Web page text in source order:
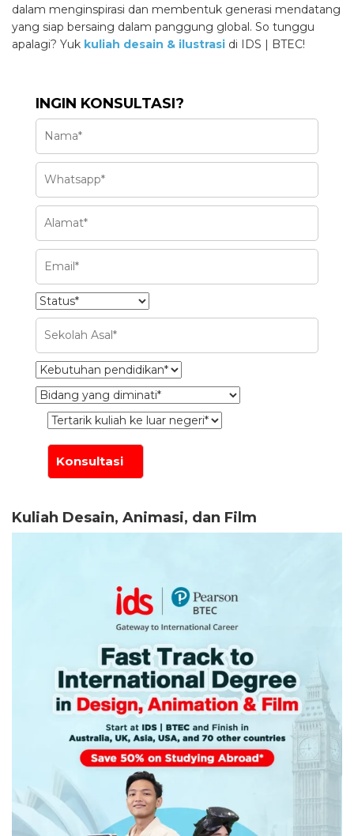
dalam menginspirasi dan membentuk generasi mendatang
yang siap bersaing dalam panggung global. So tunggu
apalagi? Yuk kuliah desain & ilustrasi di IDS | BTEC!
INGIN KONSULTASI?
Kuliah Desain, Animasi, dan Film